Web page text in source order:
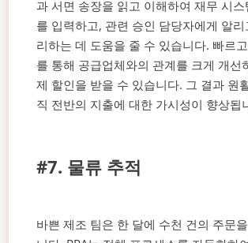
과 서면 송장을 읽고 이해하여 재무 시스
를 입력하고, 관련 승인 담당자에게 알리
리하는 데 도움을 줄 수 있습니다. 빠르
를 통해 공급업체와의 관계를 크게 개선
제 할인을 받을 수 있습니다. 그 결과 원
직 전반의 지출에 대한 가시성이 향상됩
#7. 물류 추적
바쁜 제조 팀은 한 달에 수천 건의 주문